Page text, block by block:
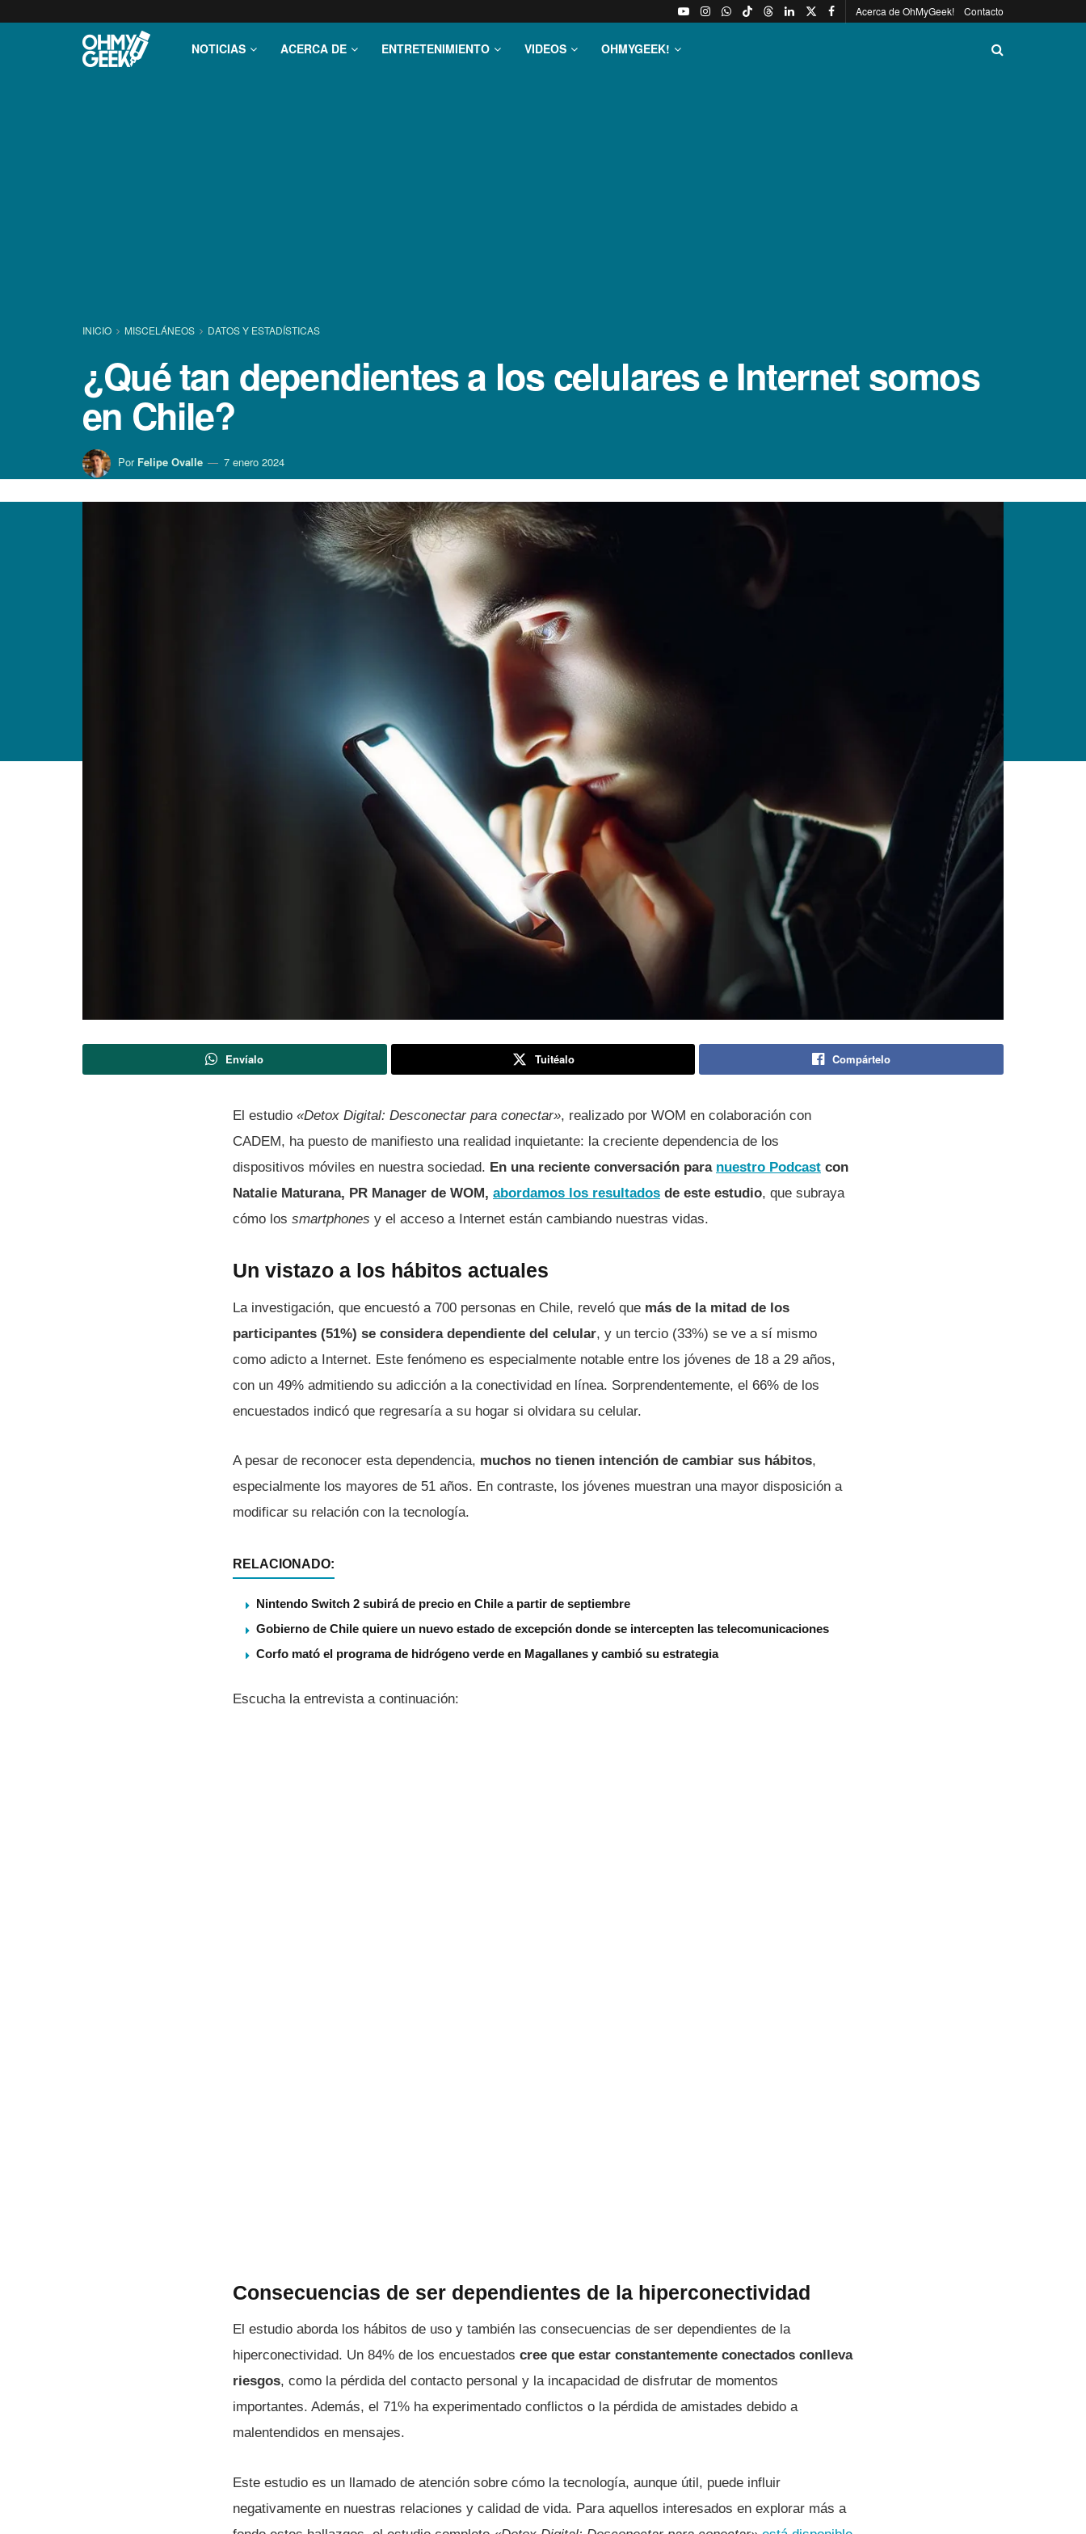
Acerca de OhMyGeek! Contacto
NOTICIAS ACERCA DE ENTRETENIMIENTO VIDEOS OHMYGEEK!
INICIO MISCELÁNEOS DATOS Y ESTADÍ­STICAS
¿Qué tan dependientes a los celulares e Internet somos
en Chile?
Por Felipe Ovalle 7 enero 2024
Envíalo Tuitéalo Compártelo
El estudio «Detox Digital: Desconectar para conectar», realizado por WOM en colaboración con
CADEM, ha puesto de manifiesto una realidad inquietante: la creciente dependencia de los
dispositivos móviles en nuestra sociedad. En una reciente conversación para nuestro Podcast con
Natalie Maturana, PR Manager de WOM, abordamos los resultados de este estudio, que subraya
cómo los smartphones y el acceso a Internet están cambiando nuestras vidas.
Un vistazo a los hábitos actuales
La investigación, que encuestó a 700 personas en Chile, reveló que más de la mitad de los
participantes (51%) se considera dependiente del celular, y un tercio (33%) se ve a sí mismo
como adicto a Internet. Este fenómeno es especialmente notable entre los jóvenes de 18 a 29 años,
con un 49% admitiendo su adicción a la conectividad en línea. Sorprendentemente, el 66% de los
encuestados indicó que regresaría a su hogar si olvidara su celular.
A pesar de reconocer esta dependencia, muchos no tienen intención de cambiar sus hábitos,
especialmente los mayores de 51 años. En contraste, los jóvenes muestran una mayor disposición a
modificar su relación con la tecnología.
RELACIONADO:
Nintendo Switch 2 subirá de precio en Chile a partir de septiembre
Gobierno de Chile quiere un nuevo estado de excepción donde se intercepten las telecomunicaciones
Corfo mató el programa de hidrógeno verde en Magallanes y cambió su estrategia
Escucha la entrevista a continuación:
Consecuencias de ser dependientes de la hiperconectividad
El estudio aborda los hábitos de uso y también las consecuencias de ser dependientes de la
hiperconectividad. Un 84% de los encuestados cree que estar constantemente conectados conlleva
riesgos, como la pérdida del contacto personal y la incapacidad de disfrutar de momentos
importantes. Además, el 71% ha experimentado conflictos o la pérdida de amistades debido a
malentendidos en mensajes.
Este estudio es un llamado de atención sobre cómo la tecnología, aunque útil, puede influir
negativamente en nuestras relaciones y calidad de vida. Para aquellos interesados en explorar más a